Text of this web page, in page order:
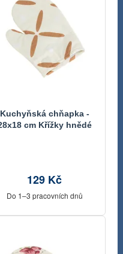
Kuchyňská chňapka -
cm Křížky hnědé
129 Kč
Do 1–3 pracovních dnů